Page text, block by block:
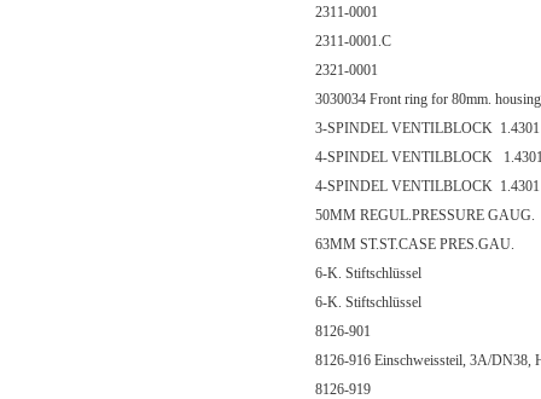
2311-0001
2311-0001.C
2321-0001
3030034 Front ring for 80mm. housing
3-SPINDEL VENTILBLOCK
4-SPINDEL VENTILBLOCK
4-SPINDEL VENTILBLOCK
50MM REGUL.PRESSURE GAUG.
63MM ST.ST.CASE PRES.GAU.
6-K. Stiftschlüssel
6-K. Stiftschlüssel
8126-901
8126-916 Einschweissteil, 3A/DN38,
8126-919